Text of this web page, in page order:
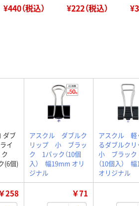
¥440（税込） ¥222（税込）
ダブ
イ
(6個)
アスクル ダブルク
リップ 小 ブラッ
ク 1パック（10個
入） 幅19mm オリ
ジナル
アスクル 軽
るダブルク
小 ブラッ
（10個入）
オリジナル
258 ￥71